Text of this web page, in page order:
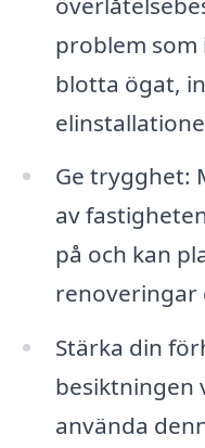
problem
blotta ögat,
Ge trygghet:
av
på och kan
renoveringar
Stärka din
besiktningen
använda